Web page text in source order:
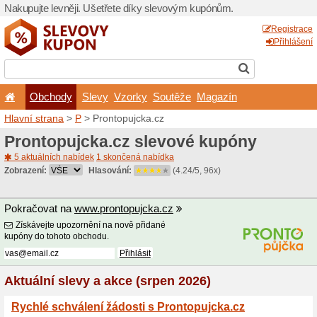
Nakupujte levněji.
Obchody Slevy
Hlavní strana> >